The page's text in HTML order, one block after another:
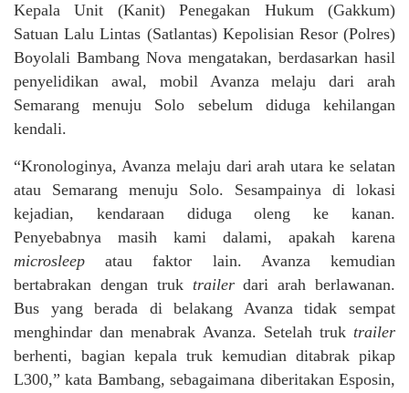
Kepala Unit (Kanit) Penegakan Hukum (Gakkum)
Satuan Lalu Lintas (Satlantas) Kepolisian Resor (Polres)
Boyolali Bambang Nova mengatakan, berdasarkan hasil
penyelidikan awal, mobil Avanza melaju dari arah
Semarang menuju Solo sebelum diduga kehilangan
kendali.
“Kronologinya, Avanza melaju dari arah utara ke selatan
atau Semarang menuju Solo. Sesampainya di lokasi
kejadian, kendaraan diduga oleng ke kanan.
Penyebabnya masih kami dalami, apakah karena
microsleep atau faktor lain. Avanza kemudian
bertabrakan dengan truk trailerdari arah berlawanan.
Bus yang berada di belakang Avanza tidak sempat
menghindar dan menabrak Avanza. Setelah truk trailer
berhenti, bagian kepala truk kemudian ditabrak pikap
L300,” kata Bambang, sebagaimana diberitakan Esposin,